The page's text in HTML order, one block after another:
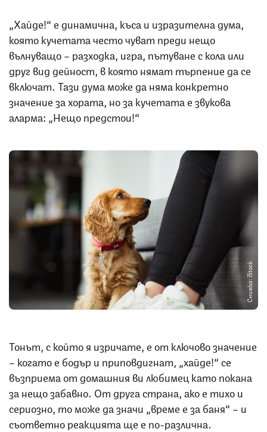
„Хайде!“ е динамична, къса и изразителна дума,
която кучетата често чуват преди нещо
вълнуващо – разходка, игра, пътуване с кола или
друг вид дейност, в която нямат търпение да се
включат. Тази дума може да няма конкретно
значение за хората, но за кучетата е звукова
аларма: „Нещо предстои!“
Снимка: iStock
Тонът, с който я изричате, е от ключово значение
– когато е бодър и приповдигнат, „хайде!“ се
възприема от домашния ви любимец като покана
за нещо забавно. От друга страна, ако е тихо и
сериозно, то може да значи „време е за баня“ – и
съответно реакцията ще е по-различна.